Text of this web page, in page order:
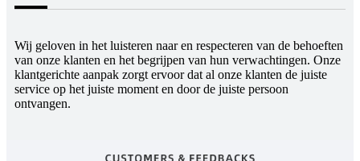
Wij geloven in het luisteren naar en respecteren van de behoeften
van onze klanten en het begrijpen van hun verwachtingen. Onze
klantgerichte aanpak zorgt ervoor dat al onze klanten de juiste
service op het juiste moment en door de juiste persoon
ontvangen.